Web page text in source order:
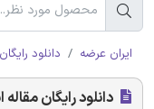
ایران عرضه دانلود